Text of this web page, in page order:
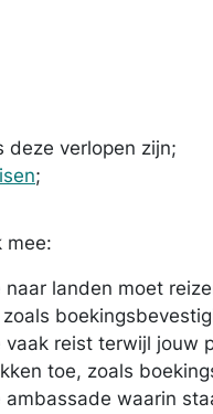
deze verlopen zijn;
;
mee:
landen moet
reist terwijl jouw
toe, zoals
waarin